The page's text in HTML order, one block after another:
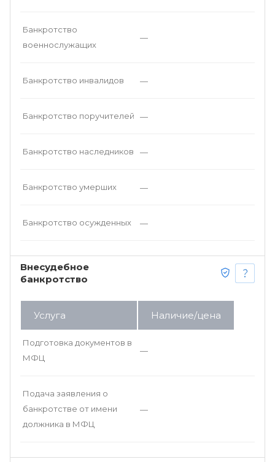
Банкротство
военнослужащих
—
Банкротство инвалидов —
Банкротство поручителей —
Банкротство наследников —
Банкротство умерших —
Банкротство осужденных —
Внесудебное
банкротство
Услуга Наличие/цена
Подготовка документов в
МФЦ
—
Подача заявления о
банкротстве от имени
должника в МФЦ
—